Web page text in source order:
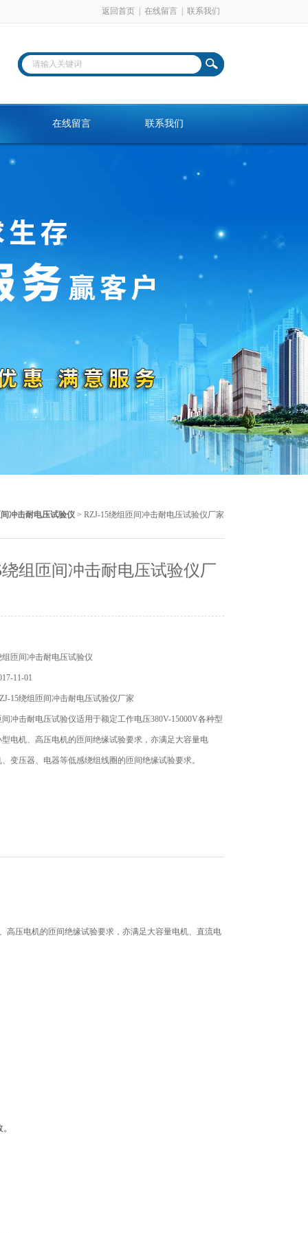
返回首页 在线留言 联系我们
在线留言 联系我们
冲击耐电压试验仪 > RZJ-15绕组匝间冲击耐电压试验仪厂家
绕组匝间冲击耐电压试验仪厂
匝间冲击耐电压试验仪
11-01
15绕组匝间冲击耐电压试验仪厂家
间冲击耐电压试验仪适用于额定工作电压380V-15000V各种型
电机、高压电机的匝间绝缘试验要求，亦满足大容量电
变压器、电器等低感绕组线圈的匝间绝缘试验要求。
高压电机的匝间绝缘试验要求，亦满足大容量电机、直流电